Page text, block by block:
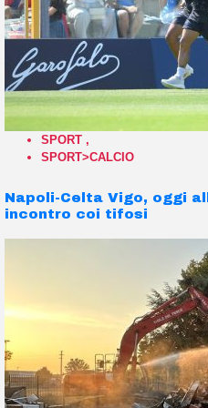
SPORT ,
SPORT>CALCIO
Napoli-Celta Vigo, oggi
incontro coi tifosi